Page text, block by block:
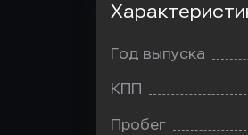
Год выпуска
КПП
Пробег